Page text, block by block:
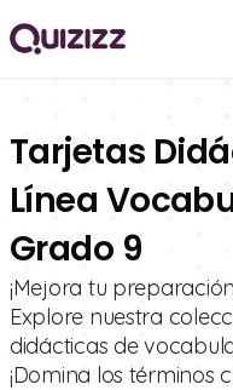
Tarjetas
Línea
Grado 9
¡Mejora tu
Explore nuestra
didácticas de
¡Domina los términos